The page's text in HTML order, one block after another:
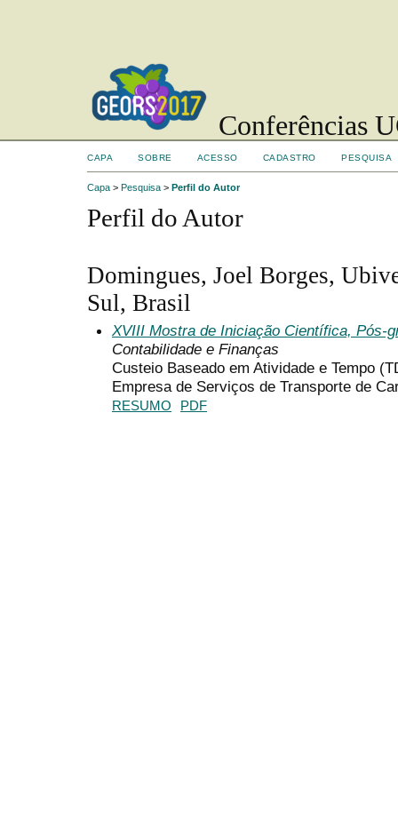
Conferências
CAPA SOBRE ACESSO CADASTRO PESQUISA
Capa > Pesquisa > Perfil do Autor
Perfil do Autor
Domingues, Joel Borges,
Sul, Brasil
XVIII Mostra de Iniciação Científica, Pós-
Contabilidade e Finanças
Custeio Baseado em Atividade e Tempo
Empresa de Serviços de Transporte de
RESUMO PDF